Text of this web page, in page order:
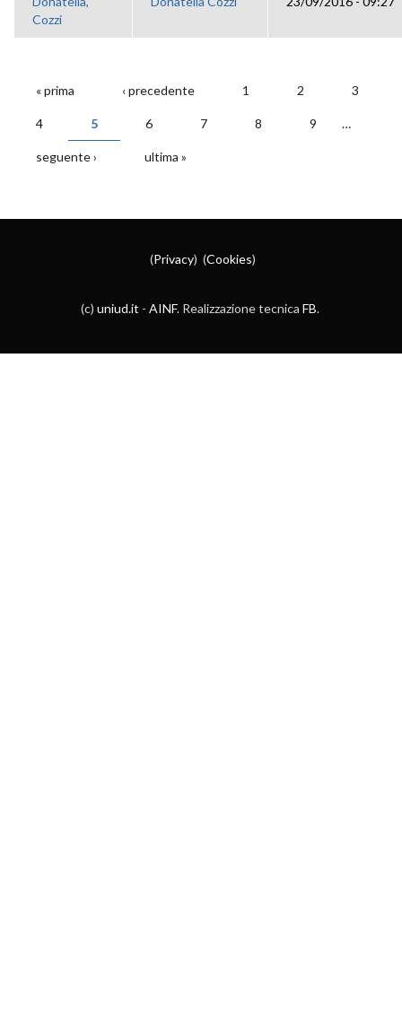
Cozzi
PAGINE
« prima ‹ precedente 1 2 3
4 5 6 7 8 9 …
seguente › ultima »
(Privacy) (Cookies)
(c) uniud.it - AINF. Realizzazione tecnica FB.